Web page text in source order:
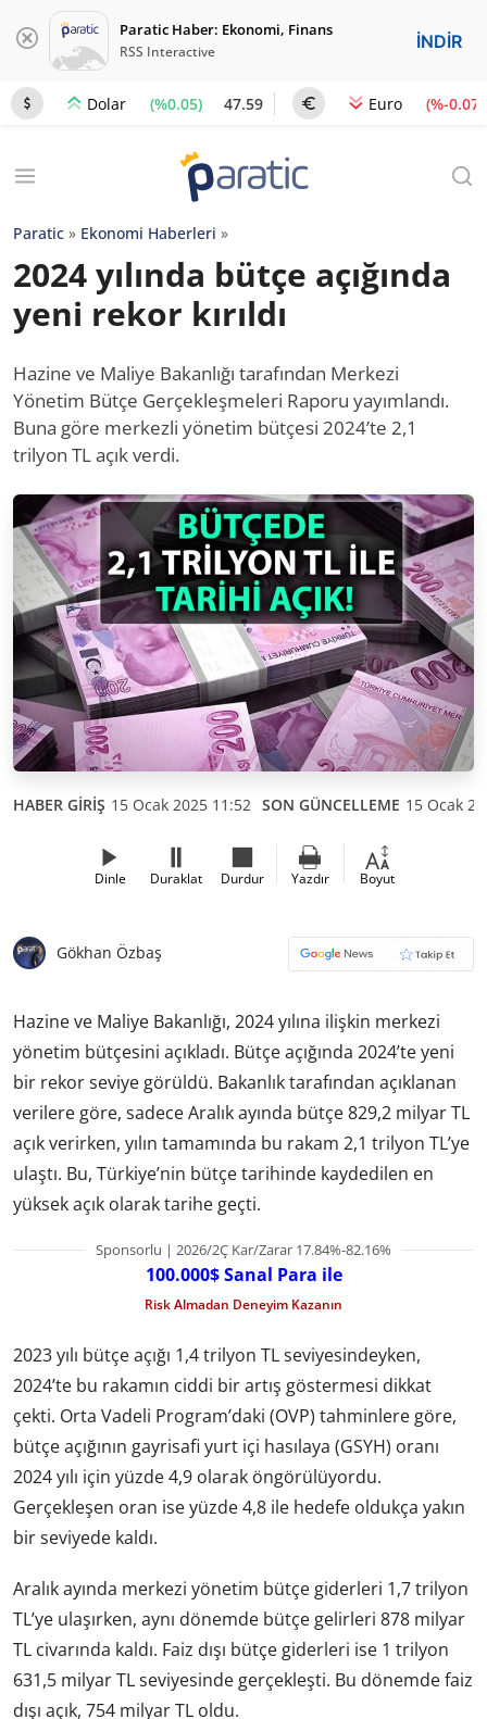
Paratic Haber: Ekonomi, Finans
RSS Interactive İNDİR
Dolar (%0.05) 47.59 Euro (%-0.07)
Paratic » Ekonomi Haberleri »
2024 yılında bütçe açığında
yeni rekor kırıldı
Hazine ve Maliye Bakanlığı tarafından Merkezi
Yönetim Bütçe Gerçekleşmeleri Raporu yayımlandı.
Buna göre merkezli yönetim bütçesi 2024’te 2,1
trilyon TL açık verdi.
HABER GİRİŞ 15 Ocak 2025 11:52 SON GÜNCELLEME 15 Ocak
Dinle Duraklat Durdur Yazdır Boyut
Gökhan Özbaş
Hazine ve Maliye Bakanlığı, 2024 yılına ilişkin merkezi
yönetim bütçesini açıkladı. Bütçe açığında 2024’te yeni
bir rekor seviye görüldü. Bakanlık tarafından açıklanan
verilere göre, sadece Aralık ayında bütçe 829,2 milyar TL
açık verirken, yılın tamamında bu rakam 2,1 trilyon TL’ye
ulaştı. Bu, Türkiye’nin bütçe tarihinde kaydedilen en
yüksek açık olarak tarihe geçti.
Sponsorlu | 2026/2Ç Kar/Zarar 17.84%-82.16%
100.000$ Sanal Para ile
Risk Almadan Deneyim Kazanın
2023 yılı bütçe açığı 1,4 trilyon TL seviyesindeyken,
2024’te bu rakamın ciddi bir artış göstermesi dikkat
çekti. Orta Vadeli Program’daki (OVP) tahminlere göre,
bütçe açığının gayrisafi yurt içi hasılaya (GSYH) oranı
2024 yılı için yüzde 4,9 olarak öngörülüyordu.
Gerçekleşen oran ise yüzde 4,8 ile hedefe oldukça yakın
bir seviyede kaldı.
Aralık ayında merkezi yönetim bütçe giderleri 1,7 trilyon
TL’ye ulaşırken, aynı dönemde bütçe gelirleri 878 milyar
TL civarında kaldı. Faiz dışı bütçe giderleri ise 1 trilyon
631,5 milyar TL seviyesinde gerçekleşti. Bu dönemde faiz
dışı açık, 754 milyar TL oldu.